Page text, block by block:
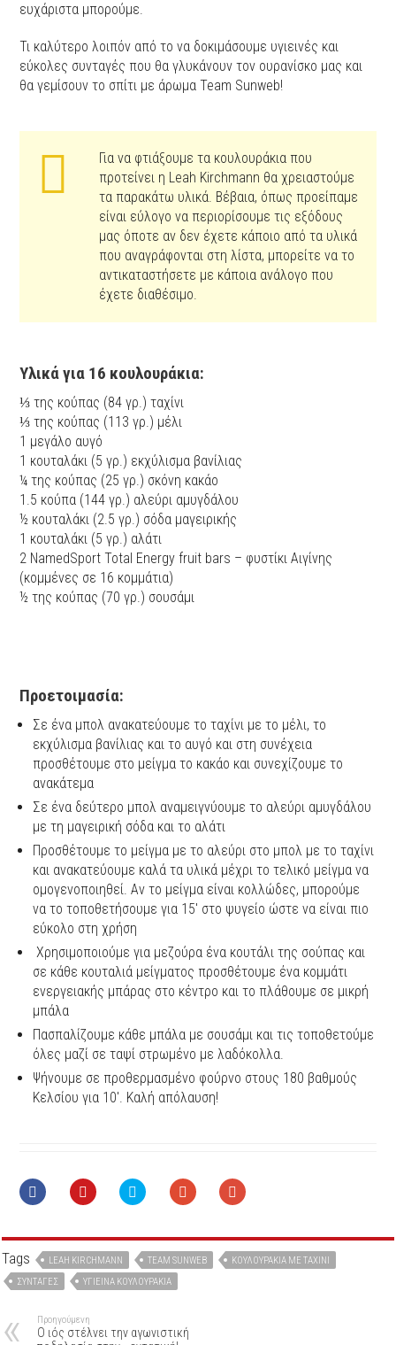
ευχάριστα μπορούμε.
Τι καλύτερο λοιπόν από το να δοκιμάσουμε υγιεινές και
εύκολες συνταγές που θα γλυκάνουν τον ουρανίσκο μας και
θα γεμίσουν το σπίτι με άρωμα Team Sunweb!
Για να φτιάξουμε τα κουλουράκια που
προτείνει η Leah Kirchmann θα χρειαστούμε
τα παρακάτω υλικά. Βέβαια, όπως προείπαμε
είναι εύλογο να περιορίσουμε τις εξόδους
μας όποτε αν δεν έχετε κάποιο από τα υλικά
που αναγράφονται στη λίστα, μπορείτε να το
αντικαταστήσετε με κάποια ανάλογο που
έχετε διαθέσιμο.
Υλικά για 16 κουλουράκια:
⅓ της κούπας (84 γρ.) ταχίνι
⅓ της κούπας (113 γρ.) μέλι
1 μεγάλο αυγό
1 κουταλάκι (5 γρ.) εκχύλισμα βανίλιας
¼ της κούπας (25 γρ.) σκόνη κακάο
1.5 κούπα (144 γρ.) αλεύρι αμυγδάλου
½ κουταλάκι (2.5 γρ.) σόδα μαγειρικής
1 κουταλάκι (5 γρ.) αλάτι
2 NamedSport Total Energy fruit bars – φυστίκι Αιγίνης
(κομμένες σε 16 κομμάτια)
½ της κούπας (70 γρ.) σουσάμι
Προετοιμασία:
Σε ένα μπολ ανακατεύουμε το ταχίνι με το μέλι, το
εκχύλισμα βανίλιας και το αυγό και στη συνέχεια
προσθέτουμε στο μείγμα το κακάο και συνεχίζουμε το
ανακάτεμα
Σε ένα δεύτερο μπολ αναμειγνύουμε το αλεύρι αμυγδάλου
με τη μαγειρική σόδα και το αλάτι
Προσθέτουμε το μείγμα με το αλεύρι στο μπολ με το ταχίνι
και ανακατεύουμε καλά τα υλικά μέχρι το τελικό μείγμα να
ομογενοποιηθεί. Αν το μείγμα είναι κολλώδες, μπορούμε
να το τοποθετήσουμε για 15′ στο ψυγείο ώστε να είναι πιο
εύκολο στη χρήση
Χρησιμοποιούμε για μεζούρα ένα κουτάλι της σούπας και
σε κάθε κουταλιά μείγματος προσθέτουμε ένα κομμάτι
ενεργειακής μπάρας στο κέντρο και το πλάθουμε σε μικρή
μπάλα
Πασπαλίζουμε κάθε μπάλα με σουσάμι και τις τοποθετούμε
όλες μαζί σε ταψί στρωμένο με λαδόκολλα.
Ψήνουμε σε προθερμασμένο φούρνο στους 180 βαθμούς
Κελσίου για 10′. Καλή απόλαυση!
Tags LEAH KIRCHMANN TEAM SUNWEB
ΚΟΥΛΟΥΡΆΚΙΑ ΜΕ ΤΑΧΊΝΙ
ΣΥΝΤΑΓΈΣ
ΥΓΙΕΙΝΆ ΚΟΥΛΟΥΡΆΚΙΑ
Προηγούμενη
Ο ιός στέλνει την αγωνιστική